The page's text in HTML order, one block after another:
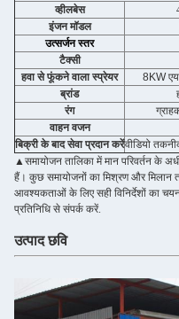
व्हीलबेस
इंजन मॉडल
उत्सर्जन स्तर
टैक्सी
हवा से फूंकने वाला स्प्रेयर
8KW
ब्रांड
रंग
वाहन वजन
बिक्री के बाद सेवा प्रदान करेंवीडियो
▲समायोजन तालिका में मान परिवर्तन के
हैं। कुछ समायोजनों का मिश्रण और
आवश्यकताओं के लिए सही विनिर्देशों का
प्रतिनिधि से संपर्क करें.
उत्पाद छवि